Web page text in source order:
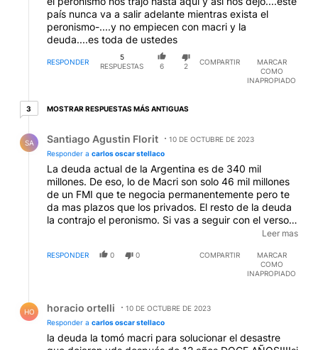
país nunca va a salir adelante mientras exista el
peronismo-....y no empiecen con macri y la
deuda....es toda de ustedes
RESPONDER
5
RESPUESTAS
6 2
COMPARTIR
MARCAR
COMO
INAPROPIADO
33 respuestas más antiguas
MOSTRAR RESPUESTAS MÁS ANTIGUAS
SA Santiago Agustin Florit
10 DE OCTUBRE DE 2023
Responder a carlos oscar stellaco
La deuda actual de la Argentina es de 340 mil
millones. De eso, lo de Macri son solo 46 mil millones
de un FMI que te negocia permanentemente pero te
da mas plazos que los privados. El resto de la deuda
la contrajo el peronismo. Si vas a seguir con el verso
de la guerra, la sequia y la pandemia, sos un ser que
de los paices vecinos que tuvo las mismas
condiciones esta igual que nosotros. Para los
Leer mas
RESPONDER 0 0 COMPARTIR
MARCAR
COMO
INAPROPIADO
HO horacio ortelli
10 DE OCTUBRE DE 2023
Responder a carlos oscar stellaco
la deuda la tomó macri para solucionar el desastre